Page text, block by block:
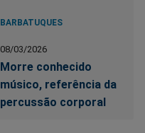
BARBATUQUES
08/03/2026
Morre conhecido
músico, referência da
percussão corporal